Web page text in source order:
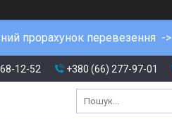
прорахунок перевезення ->
12-52 +380 (66) 277-97-01